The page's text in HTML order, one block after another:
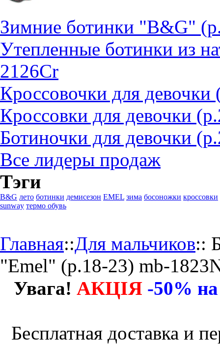
Зимние ботинки "B&G"
Утепленные ботинки из
2126Cr
Кроссовочки для
Кроссовки для девочки
Ботиночки для девочки
Все лидеры продаж
Тэги
B&G лето ботинки демисезон EMEL зима босоножки кроссовки
sunway термо обувь
Главная::Для мальчиков::
"Emel" (р.18-23) mb-
Увага! АКЦІЯ -50%
Бесплатная доставка и